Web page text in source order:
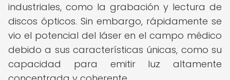
industriales, como la grabación y lectura de
discos ópticos. Sin embargo, rápidamente se
vio el potencial del láser en el campo médico
debido a sus características únicas, como su
capacidad para emitir luz altamente